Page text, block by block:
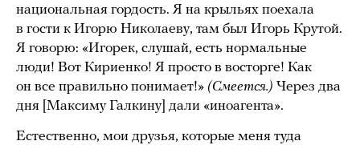
национальная гордость. Я на крыльях поехала
в гости к Игорю Николаеву, там был Игорь Крутой.
Я говорю: «Игорек, слушай, есть нормальные
люди! Вот Кириенко! Я просто в восторге! Как
он все правильно понимает!» (Смеется.) Через два
дня [Максиму Галкину] дали «иноагента».
Естественно, мои друзья, которые меня туда